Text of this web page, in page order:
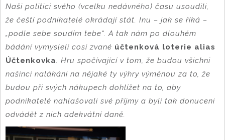
Naši politici svého (vcelku nedávného) času usoudili,
že čeští podnikatelé okrádají stát. Inu – jak se říká –
„podle sebe soudím tebe“. A tak nám po dlouhém
bádání vymysleli cosi zvané účtenková loterie alias
Účtenkovka
. Hru spočívající v tom, že budou všichni
našinci nalákáni na nějaké ty výhry výměnou za to, že
budou při svých nákupech dohlížet na to, aby
podnikatelé nahlašovali své příjmy a byli tak donuceni
odvádět z nich adekvátní daně.